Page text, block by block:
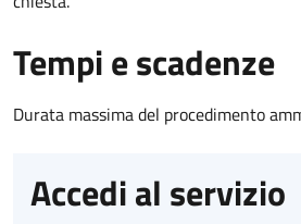
Tempi e scadenze
Durata massima del procedimento
Accedi al servizio